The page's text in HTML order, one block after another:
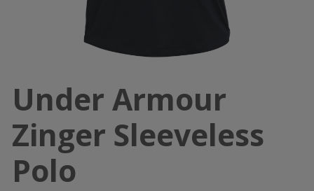
Under Armour
Zinger Sleeveless
Polo